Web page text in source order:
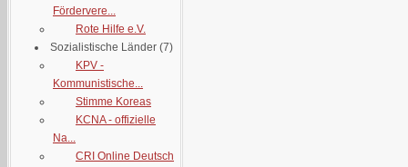
Fördervere...
Rote Hilfe e.V.
Sozialistische Länder (7)
KPV -
Kommunistische...
Stimme Koreas
KCNA - offizielle
Na...
CRI Online Deutsch